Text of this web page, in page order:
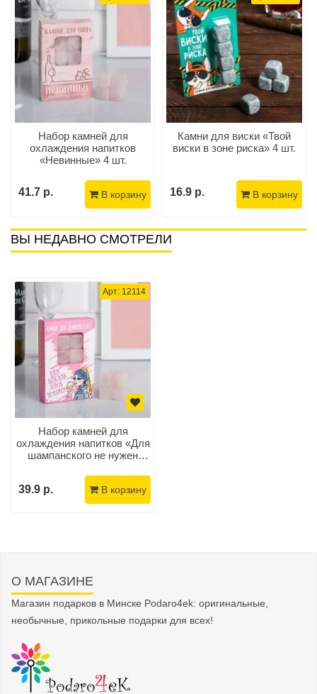
Набор камней для
охлаждения напитков
«Невинные» 4 шт.
41.7 р. В корзину
Камни для виски «Твой
виски в зоне риска» 4 шт.
16.9 р. В корзину
ВЫ НЕДАВНО СМОТРЕЛИ
Арт: 12114
Набор камней для
охлаждения напитков «Для
шампанского не нужен
39.9 р.
В корзину
О МАГАЗИНЕ
Магазин подарков в Минске Podaro4ek: оригинальные,
необычные, прикольные подарки для всех!